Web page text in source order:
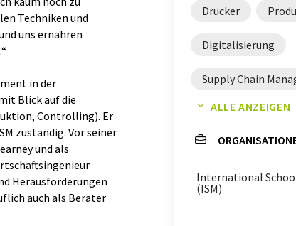
Techniken und
uns ernähren
in der
Blick auf die
Controlling). Er
zuständig. Vor seiner
und als
Herausforderungen
auch als Berater
Drucker
Digitalisierung
Supply Chain
Muskel Master
Fleischproduktion
Datenerfassung
ALLE ANZEIGEN
International
(ISM)